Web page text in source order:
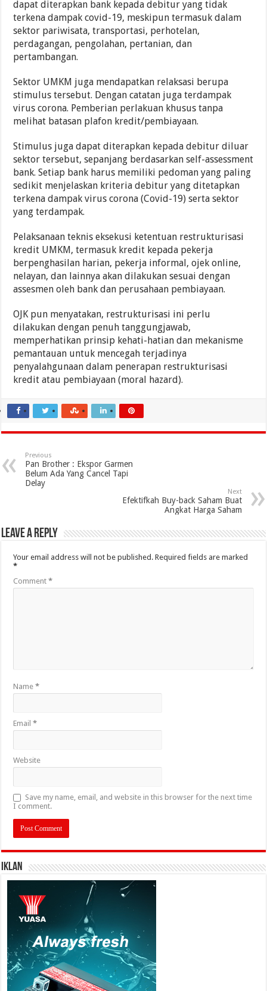
dapat diterapkan bank kepada debitur yang tidak
terkena dampak covid-19, meskipun termasuk dalam
sektor pariwisata, transportasi, perhotelan,
perdagangan, pengolahan, pertanian, dan
pertambangan.
Sektor UMKM juga mendapatkan relaksasi berupa
stimulus tersebut. Dengan catatan juga terdampak
virus corona. Pemberian perlakuan khusus tanpa
melihat batasan plafon kredit/pembiayaan.
Stimulus juga dapat diterapkan kepada debitur diluar
sektor tersebut, sepanjang berdasarkan self-assessment
bank. Setiap bank harus memiliki pedoman yang paling
sedikit menjelaskan kriteria debitur yang ditetapkan
terkena dampak virus corona (Covid-19) serta sektor
yang terdampak.
Pelaksanaan teknis eksekusi ketentuan restrukturisasi
kredit UMKM, termasuk kredit kepada pekerja
berpenghasilan harian, pekerja informal, ojek online,
nelayan, dan lainnya akan dilakukan sesuai dengan
assesmen oleh bank dan perusahaan pembiayaan.
OJK pun menyatakan, restrukturisasi ini perlu
dilakukan dengan penuh tanggungjawab,
memperhatikan prinsip kehati-hatian dan mekanisme
pemantauan untuk mencegah terjadinya
penyalahgunaan dalam penerapan restrukturisasi
kredit atau pembiayaan (moral hazard).
Previous
Pan Brother : Ekspor Garmen
Belum Ada Yang Cancel Tapi
Delay
Next
Efektifkah Buy-back Saham Buat
Angkat Harga Saham
Leave a Reply
Your email address will not be published. Required fields are marked
*
Comment*
Name*
Email*
Website
Save my name, email, and website in this browser for the next time
I comment.
IKLAN